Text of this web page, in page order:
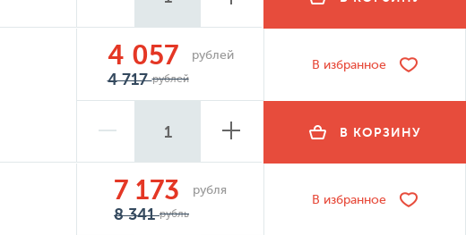
4 057 рублей
4 717рублей
В избранное
В КОРЗИНУ
7 173 рубля
8 341рубль
В избранное